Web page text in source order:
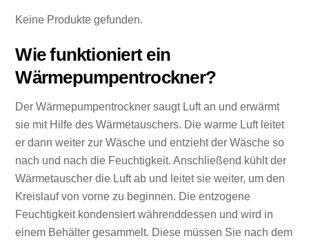
Keine Produkte gefunden.
Wie funktioniert ein
Wärmepumpentrockner?
Der Wärmepumpentrockner saugt Luft an und erwärmt
sie mit Hilfe des Wärmetauschers. Die warme Luft leitet
er dann weiter zur Wäsche und entzieht der Wäsche so
nach und nach die Feuchtigkeit. Anschließend kühlt der
Wärmetauscher die Luft ab und leitet sie weiter, um den
Kreislauf von vorne zu beginnen. Die entzogene
Feuchtigkeit kondensiert währenddessen und wird in
einem Behälter gesammelt. Diese müssen Sie nach dem